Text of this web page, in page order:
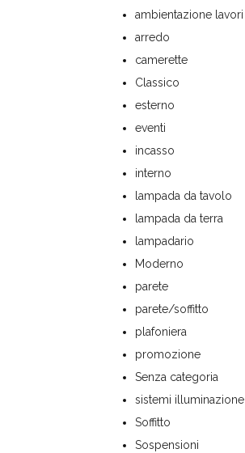
ambientazione lavori
arredo
camerette
Classico
esterno
eventi
incasso
interno
lampada da tavolo
lampada da terra
lampadario
Moderno
parete
parete/soffitto
plafoniera
promozione
Senza categoria
sistemi illuminazione
Soffitto
Sospensioni